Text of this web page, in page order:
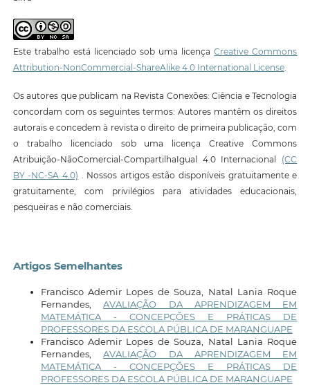
Este trabalho está licenciado sob uma licençaCreative Commons
Attribution-NonCommercial-ShareAlike 4.0 International License.
Os autores que publicam na Revista Conexões: Ciência e Tecnologia
concordam com os seguintes termos: Autores mantêm os direitos
autorais e concedem à revista o direito de primeira publicação, com
o trabalho licenciado sob uma licença Creative Commons
Atribuição-NãoComercial-CompartilhaIgual 4.0 Internacional (CC
BY -NC-SA 4.0) . Nossos artigos estão disponíveis gratuitamente e
gratuitamente, com privilégios para atividades educacionais,
pesqueiras e não comerciais.
Artigos Semelhantes
Francisco Ademir Lopes de Souza, Natal Lania Roque
Fernandes,AVALIAÇÃO DA APRENDIZAGEM EM
MATEMÁTICA - CONCEPÇÕES E PRÁTICAS DE
PROFESSORES DA ESCOLA PÚBLICA DE MARANGUAPE
Francisco Ademir Lopes de Souza, Natal Lania Roque
Fernandes,AVALIAÇÃO DA APRENDIZAGEM EM
MATEMÁTICA - CONCEPÇÕES E PRÁTICAS DE
PROFESSORES DA ESCOLA PÚBLICA DE MARANGUAPE